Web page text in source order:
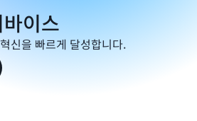
이스
신을 빠르게 달성합니다.